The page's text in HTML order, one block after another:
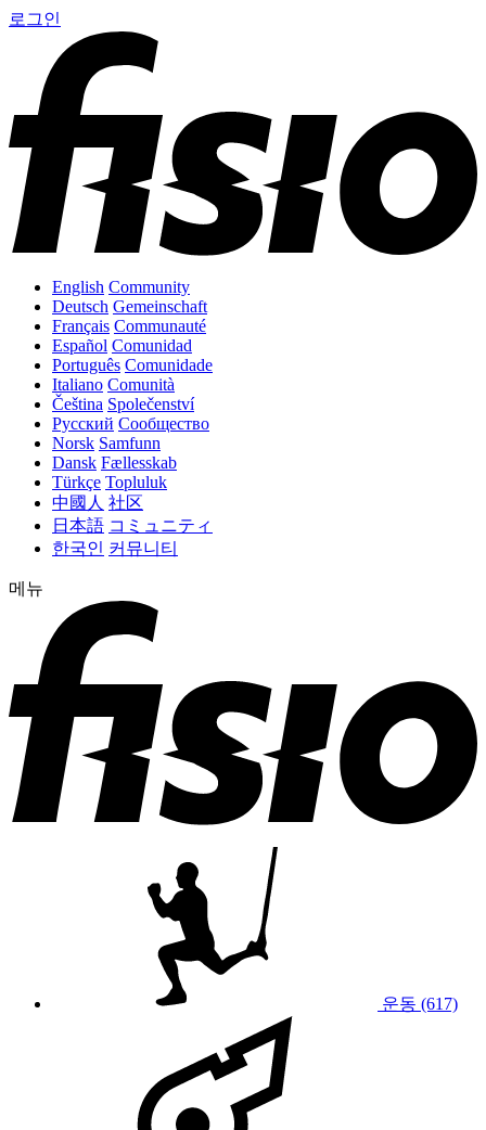
로그인
English Community
Deutsch Gemeinschaft
Français Communauté
Español Comunidad
Português Comunidade
Italiano Comunità
Čeština Společenství
Русский Сообщество
Norsk Samfunn
Dansk Fællesskab
Türkçe Topluluk
中國人 社区
日本語 コミュニティ
한국인 커뮤니티
메뉴
운동 (617)